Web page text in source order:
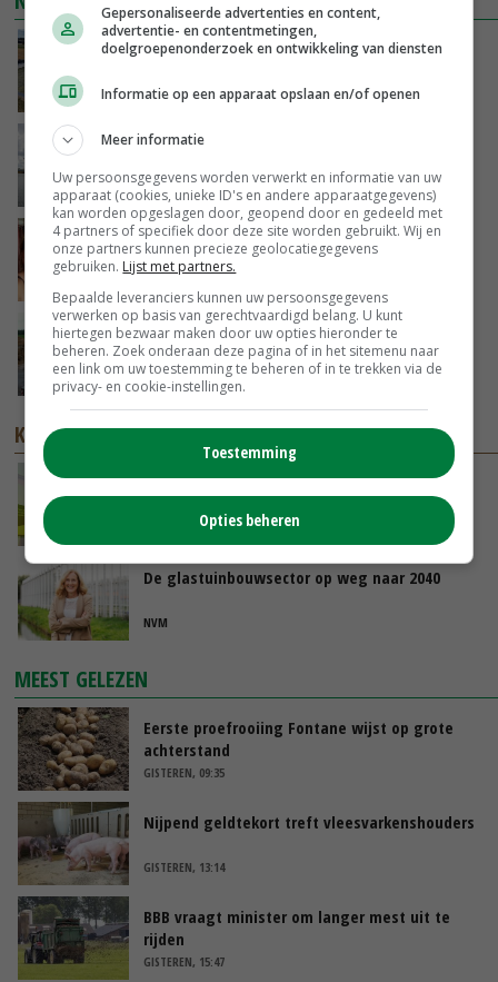
Droogte veroorzaakt steeds meer problemen:
VANDAAG, 14:06
Koeien van enige drijvende boerderij ter
wereld zijn te koop
VANDAAG, 12:00
Danique in Canada: ‘Superveel schik gehad
tijdens stage’
POAH!: Fendt 1042
01-08-2026
KENNISPARTNERS
Totaal verschillende experimenteerlocaties
NETWERK PLATTELAND
De glastuinbouwsector op weg naar 2040
NVM
MEEST GELEZEN
Eerste proefrooiing Fontane wijst op grote
achterstand
GISTEREN, 09:35
Nijpend geldtekort treft vleesvarkenshouders
GISTEREN, 13:14
BBB vraagt minister om langer mest uit te
rijden
GISTEREN, 15:47
Gepersonaliseerde advertenties en content,
advertentie- en contentmetingen,
doelgroepenonderzoek en ontwikkeling van diensten
Informatie op een apparaat opslaan en/of openen
Meer informatie
Uw persoonsgegevens worden verwerkt en informatie van uw
apparaat (cookies, unieke ID's en andere apparaatgegevens)
kan worden opgeslagen door, geopend door en gedeeld met
4 partners of specifiek door deze site worden gebruikt. Wij en
onze partners kunnen precieze geolocatiegegevens
gebruiken. Lijst met partners.
Bepaalde leveranciers kunnen uw persoonsgegevens
verwerken op basis van gerechtvaardigd belang. U kunt
hiertegen bezwaar maken door uw opties hieronder te
beheren. Zoek onderaan deze pagina of in het sitemenu naar
een link om uw toestemming te beheren of in te trekken via de
privacy- en cookie-instellingen.
Toestemming
Opties beheren